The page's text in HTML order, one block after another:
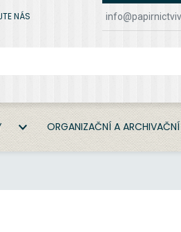
NÁS
ORGANIZAČNÍ A